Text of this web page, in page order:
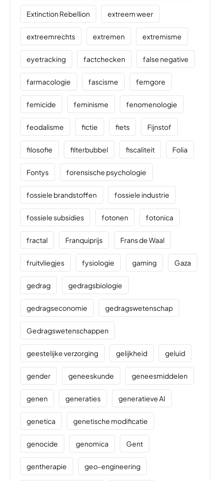
Extinction Rebellion extreem weer
extreemrechts extremen extremisme
eyetracking factchecken false negative
farmacologie fascisme femgore
femicide feminisme fenomenologie
feodalisme fictie fiets Fijnstof
filosofie filterbubbel fiscaliteit Folia
Fontys forensische psychologie
fossiele brandstoffen fossiele industrie
fossiele subsidies fotonen fotonica
fractal Franquiprijs Frans de Waal
fruitvliegjes fysiologie gaming Gaza
gedrag gedragsbiologie
gedragseconomie gedragswetenschap
Gedragswetenschappen
geestelijke verzorging gelijkheid geluid
gender geneeskunde geneesmiddelen
genen generaties generatieve AI
genetica genetische modificatie
genocide genomica Gent
gentherapie geo-engineering